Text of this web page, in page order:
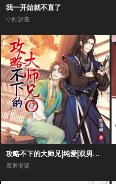
我一开始就不直了
小酷說書
攻略不下的大师兄|纯爱|双男主剧场|高甜爆笑1V1|师尊甜文
廣東暢讀